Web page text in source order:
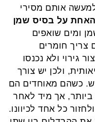
אותם מסירי
האחת על בסיס שמן
ומים שואפים
צריך חומרים
גירוי ולא נכנסו
ולכן יש צורך
כשהם מאוחדים הם
ביותר, אך מיד לאחר
כל אחד לכיוונו.